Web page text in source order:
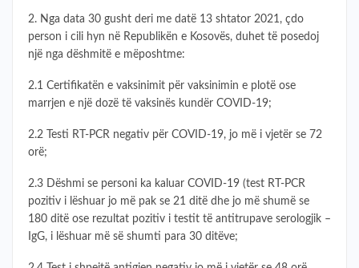
2. Nga data 30 gusht deri me datë 13 shtator 2021, çdo
person i cili hyn në Republikën e Kosovës, duhet të posedoj
një nga dëshmitë e mëposhtme:
2.1 Certifikatën e vaksinimit për vaksinimin e plotë ose
marrjen e një dozë të vaksinës kundër COVID-19;
2.2 Testi RT-PCR negativ për COVID-19, jo më i vjetër se 72
orë;
2.3 Dëshmi se personi ka kaluar COVID-19 (test RT-PCR
pozitiv i lëshuar jo më pak se 21 ditë dhe jo më shumë se
180 ditë ose rezultat pozitiv i testit të antitrupave serologjik –
IgG, i lëshuar më së shumti para 30 ditëve;